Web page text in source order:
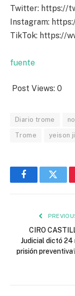
Twitter: https://
Instagram:
TikTok: https://
fuente
Post Views: 0
Diario trome
Trome yeison
Facebook
CIRO
Judicial dictó 24
prisión